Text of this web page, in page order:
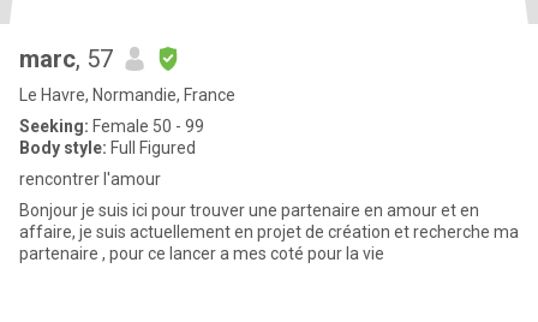
marc, 57
Le Havre, Normandie, France
Seeking: Female 50 - 99
Body style: Full Figured
rencontrer l'amour
Bonjour je suis ici pour trouver une partenaire en amour et en
affaire, je suis actuellement en projet de création et recherche ma
partenaire , pour ce lancer a mes coté pour la vie